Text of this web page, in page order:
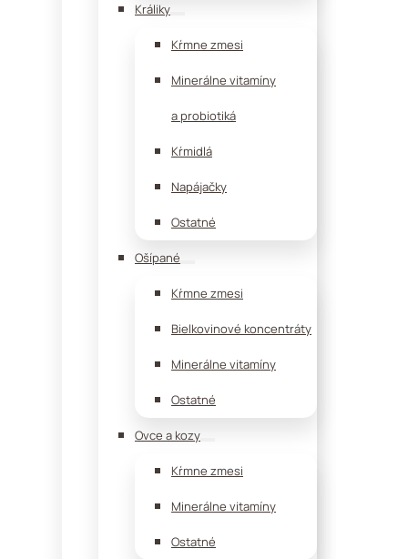
Králiky
Kŕmne zmesi
Minerálne vitamíny
a probiotiká
Kŕmidlá
Napájačky
Ostatné
Ošípané
Kŕmne zmesi
Bielkovinové koncentráty
Minerálne vitamíny
Ostatné
Ovce a kozy
Kŕmne zmesi
Minerálne vitamíny
Ostatné